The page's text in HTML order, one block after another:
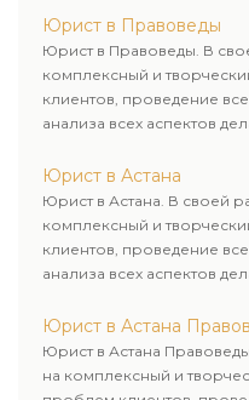
Юрист в Правоведы
Юрист в Правоведы. В
комплексный и
клиентов, проведение
анализа всех аспектов
Юрист в Астана
Юрист в Астана. В своей
комплексный и
клиентов, проведение
анализа всех аспектов
Юрист в Астана
Юрист в Астана
на комплексный и